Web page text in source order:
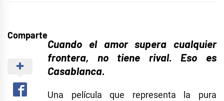
Comparte
Cuando el amor supera cualquier
frontera, no tiene rival. Eso es
Casablanca.
Una película que representa la pura